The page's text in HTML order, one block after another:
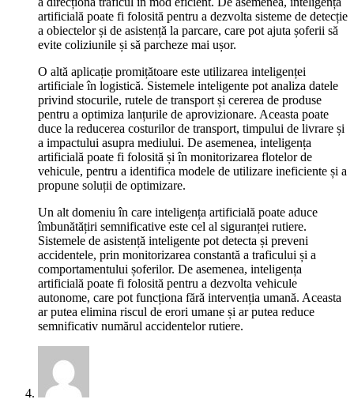
artificială poate fi folosită pentru a dezvolta sisteme de detecție
a obiectelor și de asistență la parcare, care pot ajuta șoferii să
evite coliziunile și să parcheze mai ușor.
O altă aplicație promițătoare este utilizarea inteligenței
artificiale în logistică. Sistemele inteligente pot analiza datele
privind stocurile, rutele de transport și cererea de produse
pentru a optimiza lanțurile de aprovizionare. Aceasta poate
duce la reducerea costurilor de transport, timpului de livrare și
a impactului asupra mediului. De asemenea, inteligența
artificială poate fi folosită și în monitorizarea flotelor de
vehicule, pentru a identifica modele de utilizare ineficiente și a
propune soluții de optimizare.
Un alt domeniu în care inteligența artificială poate aduce
îmbunătățiri semnificative este cel al siguranței rutiere.
Sistemele de asistență inteligente pot detecta și preveni
accidentele, prin monitorizarea constantă a traficului și a
comportamentului șoferilor. De asemenea, inteligența
artificială poate fi folosită pentru a dezvolta vehicule
autonome, care pot funcționa fără intervenția umană. Aceasta
ar putea elimina riscul de erori umane și ar putea reduce
semnificativ numărul accidentelor rutiere.